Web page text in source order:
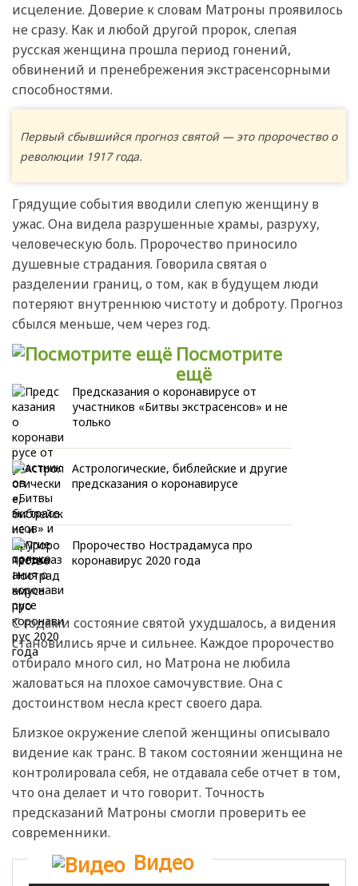
исцеление. Доверие к словам Матроны проявилось
не сразу. Как и любой другой пророк, слепая
русская женщина прошла период гонений,
обвинений и пренебрежения экстрасенсорными
способностями.
Первый сбывшийся прогноз святой — это пророчество о
революции 1917 года.
Грядущие события вводили слепую женщину в
ужас. Она видела разрушенные храмы, разруху,
человеческую боль. Пророчество приносило
душевные страдания. Говорила святая о
разделении границ, о том, как в будущем люди
потеряют внутреннюю чистоту и доброту. Прогноз
сбылся меньше, чем через год.
Посмотрите
ещё
Предсказания о коронавирусе от
участников «Битвы экстрасенсов» и не
только
Астрологические, библейские и другие
предсказания о коронавирусе
Пророчество Нострадамуса про
коронавирус 2020 года
С годами состояние святой ухудшалось, а видения
становились ярче и сильнее. Каждое пророчество
отбирало много сил, но Матрона не любила
жаловаться на плохое самочувствие. Она с
достоинством несла крест своего дара.
Близкое окружение слепой женщины описывало
видение как транс. В таком состоянии женщина не
контролировала себя, не отдавала себе отчет в том,
что она делает и что говорит. Точность
предсказаний Матроны смогли проверить ее
современники.
Видео